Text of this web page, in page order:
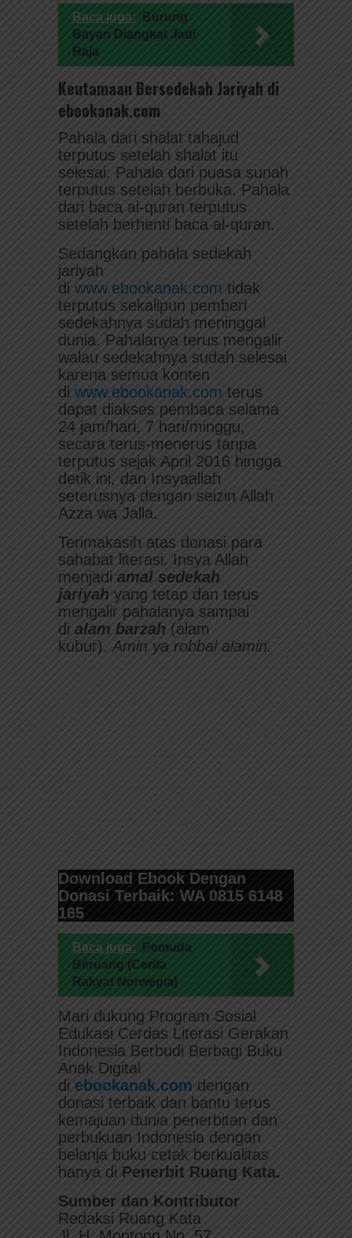
Baca juga:
Burung
Bayan Diangkat Jadi
Raja
Keutamaan Bersedekah Jariyah di
ebookanak.com
Pahala dari shalat tahajud
terputus setelah shalat itu
selesai. Pahala dari puasa sunah
terputus setelah berbuka. Pahala
dari baca al-quran terputus
setelah berhenti baca al-quran.
Sedangkan pahala sedekah
jariyah
di www.ebookanak.com tidak
terputus sekalipun pemberi
sedekahnya sudah meninggal
dunia. Pahalanya terus mengalir
walau sedekahnya sudah selesai
karena semua konten
di www.ebookanak.com terus
dapat diakses pembaca selama
24 jam/hari, 7 hari/minggu,
secara terus-menerus tanpa
terputus sejak April 2016 hingga
detik ini, dan Insyaallah
seterusnya dengan seizin Allah
Azza wa Jalla.
Terimakasih atas donasi para
sahabat literasi. Insya Allah
menjadi amal sedekah
jariyah yang tetap dan terus
mengalir pahalanya sampai
di alam barzah (alam
kubur). Amin ya robbal alamin.
Download Ebook Dengan
Donasi Terbaik: WA 0815 6148
165
Baca juga:
Pemuda
Beruang (Cerita
Rakyat Norwegia)
Mari dukung Program Sosial
Edukasi Cerdas Literasi Gerakan
Indonesia Berbudi Berbagi Buku
Anak Digital
di ebookanak.com dengan
donasi terbaik dan bantu terus
kemajuan dunia penerbitan dan
perbukuan Indonesia dengan
belanja buku cetak berkualitas
hanya di Penerbit Ruang Kata.
Sumber dan Kontributor
Redaksi Ruang Kata